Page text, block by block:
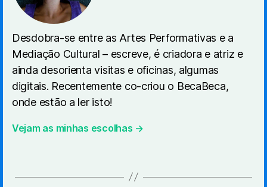
Desdobra-se entre as Artes Performativas e a
Mediação Cultural – escreve, é criadora e atriz e
ainda desorienta visitas e oficinas, algumas
digitais. Recentemente co-criou o BecaBeca,
onde estão a ler isto!
Vejam as minhas escolhas →